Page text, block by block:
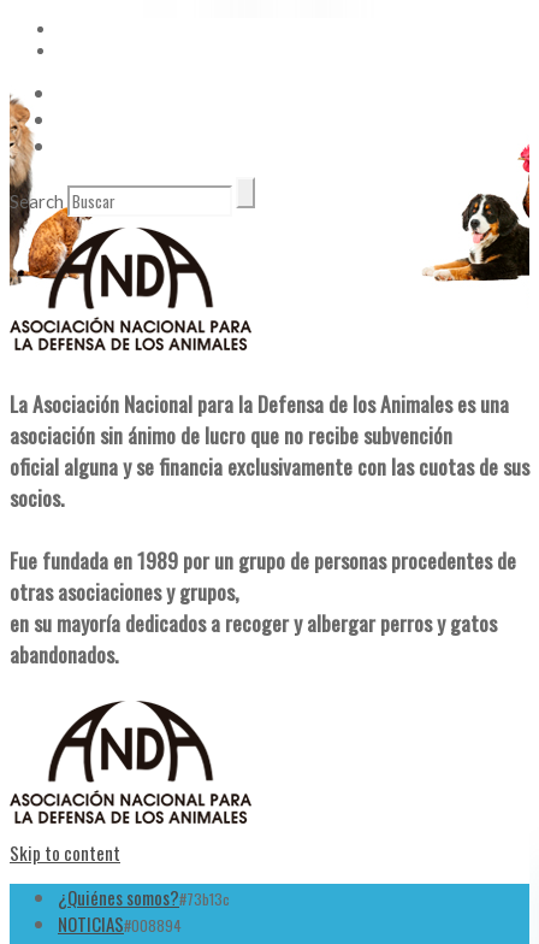
Search
La Asociación Nacional para la Defensa de los Animales es una
asociación sin ánimo de lucro que no recibe subvención
oficial alguna y se financia exclusivamente con las cuotas de sus
socios.
Fue fundada en 1989 por un grupo de personas procedentes de
otras asociaciones y grupos,
en su mayoría dedicados a recoger y albergar perros y gatos
abandonados.
Skip to content
¿Quiénes somos?#73b13c
NOTICIAS#008894